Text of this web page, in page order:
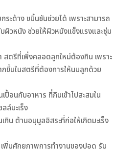
ะด้าง ขมิ้นชันช่วยได้ เพราะสามารถ
ผิวหนัง ช่วยให้ผิวหนังแข็งแรงและชุ่ม
สตรีที่เพิ่งคลอดลูกใหม่ต้องกิน เพราะ
กขึ้นในสตรีที่ต้องการให้นมลูกด้วย
เปื้อนกับอาหาร ที่กินเข้าไปสะสมใน
ล์มะเร็ง
กิน ต้านอนุมูลอิสระที่ก่อให้เกิดมะเร็ง
พิ่มศักยภาพการทำงานของปอด รับ